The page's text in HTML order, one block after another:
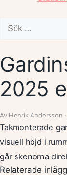
efter:
2025
Av Henrik Andersson
Takmonterade
visuell höjd i
går skenorna
Relaterade inlägg